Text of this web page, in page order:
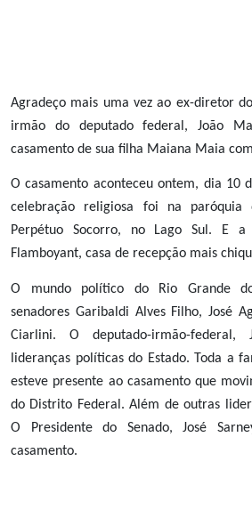
Agradeço mais uma vez ao ex-diretor
irmão do deputado federal, João
casamento de sua filha Maiana Maia
O casamento aconteceu ontem, dia 10
celebração religiosa foi na paróquia
Perpétuo Socorro, no Lago Sul. E a
Flamboyant, casa de recepção mais
O mundo político do Rio Grande
senadores Garibaldi Alves Filho, José
Ciarlini. O deputado-irmão-
lideranças políticas do Estado. Toda a
esteve presente ao casamento que
do Distrito Federal. Além de outras
O Presidente do Senado, José
casamento.